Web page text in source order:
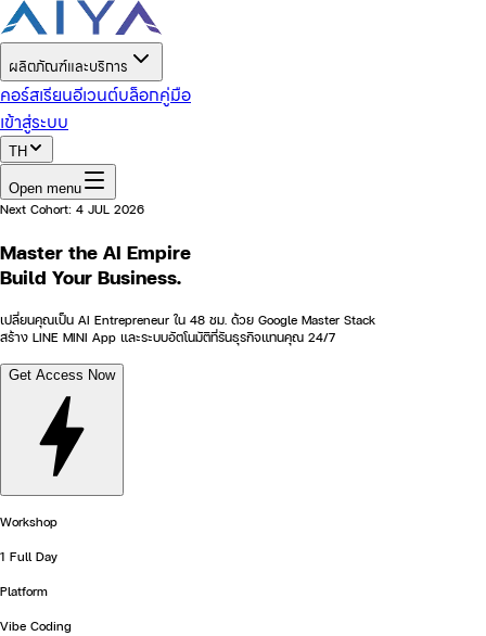
ผลิตภัณฑ์และบริการ
คอร์สเรียนอีเวนต์บล็อกคู่มือ
เข้าสู่ระบบ
TH
Open menu
Next Cohort: 4 JUL 2026
Master the AI Empire
Build Your Business.
เปลี่ยนคุณเป็น AI Entrepreneur ใน 48 ชม. ด้วย Google Master Stack
สร้าง LINE MINI App และระบบอัตโนมัติที่รันธุรกิจแทนคุณ 24/7
Get Access Now
Workshop
1 Full Day
Platform
Vibe Coding